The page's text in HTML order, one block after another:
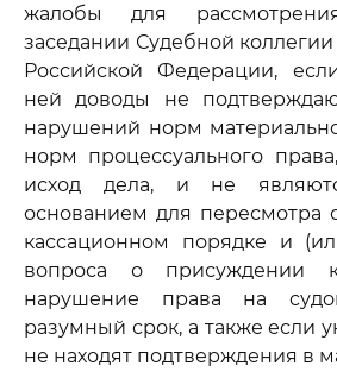
жалобы для
заседании Судебной
Российской Федерации,
ней доводы не
нарушений норм
норм процессуального
исход дела, и не
основанием для пересмотра
кассационном порядке и
вопроса о присуждении
нарушение права на
разумный срок, а также если
не находят подтверждения в